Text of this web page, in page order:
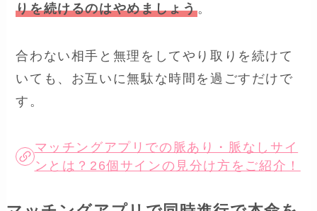
りを続けるのはやめましょう。
合わない相手と無理をしてやり取りを続けて
いても、お互いに無駄な時間を過ごすだけで
す。
マッチングアプリでの脈あり・脈なしサイ
ンとは？26個サインの見分け方をご紹介！